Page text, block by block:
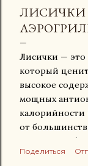
ЛИСИЧКИ
Лисички — это
который
высокое
мощных
калорийности
от
никогда не
свойства
Поделиться